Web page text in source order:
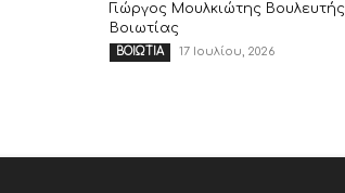
Γιώργος Μουλκιώτης Βουλευτής
Βοιωτίας
ΒΟΙΩΤΙΑ 17 Ιουλίου, 2026